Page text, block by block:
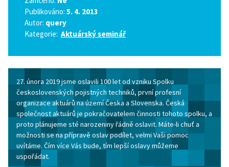
Publikováno: 5. 4. 2013
Autor: query
Kategorie: Aktuárský seminář
27. února 2019 jsme oslavili 100 let od vzniku Spolku
československých pojistných techniků, první profesní
organizace aktuárů na území Česka a Slovenska. Česká
společnost aktuárů je pokračovatelem činnosti tohoto spolku, a
proto plánujeme sté narozeniny řádně oslavit. Máte-li chuť a
možnosti se na přípravě oslav podílet, velmi Vaši pomoc
uvítáme. Čím více Vás bude, tím lepší oslavy můžeme
uspořádat.